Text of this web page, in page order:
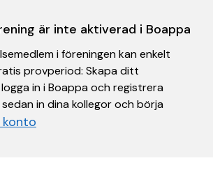
är inte aktiverad i Boappa
i föreningen kan enkelt
provperiod: Skapa ditt
in i Boappa och registrera
in dina kollegor och börja
konto